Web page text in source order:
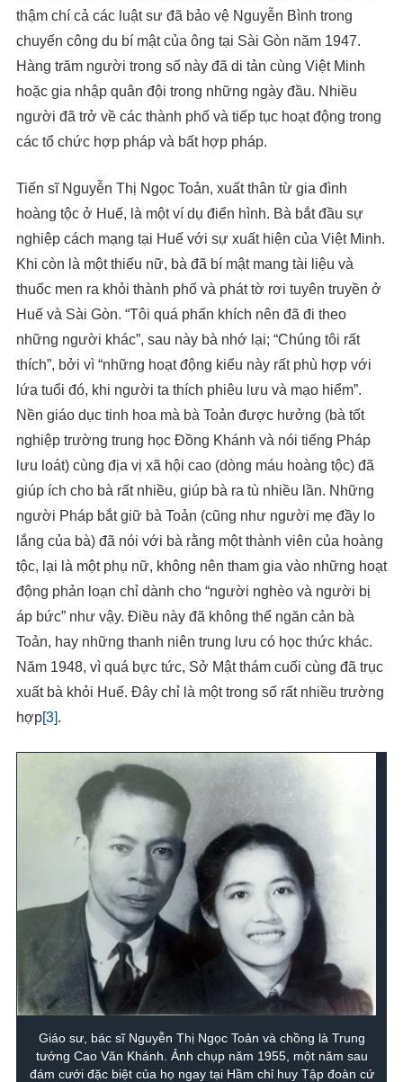
thậm chí cả các luật sư đã bảo vệ Nguyễn Bình trong
chuyến công du bí mật của ông tại Sài Gòn năm 1947.
Hàng trăm người trong số này đã di tản cùng Việt Minh
hoặc gia nhập quân đội trong những ngày đầu. Nhiều
người đã trở về các thành phố và tiếp tục hoạt động trong
các tổ chức hợp pháp và bất hợp pháp.
Tiến sĩ Nguyễn Thị Ngọc Toản, xuất thân từ gia đình
hoàng tộc ở Huế, là một ví dụ điển hình. Bà bắt đầu sự
nghiệp cách mạng tại Huế với sự xuất hiện của Việt Minh.
Khi còn là một thiếu nữ, bà đã bí mật mang tài liệu và
thuốc men ra khỏi thành phố và phát tờ rơi tuyên truyền ở
Huế và Sài Gòn. “Tôi quá phấn khích nên đã đi theo
những người khác”, sau này bà nhớ lại; “Chúng tôi rất
thích”, bởi vì “những hoạt động kiểu này rất phù hợp với
lứa tuổi đó, khi người ta thích phiêu lưu và mạo hiểm”.
Nền giáo dục tinh hoa mà bà Toản được hưởng (bà tốt
nghiệp trường trung học Đồng Khánh và nói tiếng Pháp
lưu loát) cùng địa vị xã hội cao (dòng máu hoàng tộc) đã
giúp ích cho bà rất nhiều, giúp bà ra tù nhiều lần. Những
người Pháp bắt giữ bà Toản (cũng như người mẹ đầy lo
lắng của bà) đã nói với bà rằng một thành viên của hoàng
tộc, lại là một phụ nữ, không nên tham gia vào những hoạt
động phản loạn chỉ dành cho “người nghèo và người bị
áp bức” như vậy. Điều này đã không thể ngăn cản bà
Toản, hay những thanh niên trung lưu có học thức khác.
Năm 1948, vì quá bực tức, Sở Mật thám cuối cùng đã trục
xuất bà khỏi Huế. Đây chỉ là một trong số rất nhiều trường
hợp[3].
Giáo sư, bác sĩ Nguyễn Thị Ngọc Toản và chồng là Trung
tướng Cao Văn Khánh. Ảnh chụp năm 1955, một năm sau
đám cưới đặc biệt của họ ngay tại Hầm chỉ huy Tập đoàn cứ